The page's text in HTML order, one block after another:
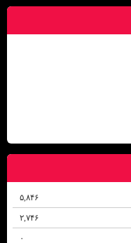
۵,۸۴۶
۲,۷۴۶
۰